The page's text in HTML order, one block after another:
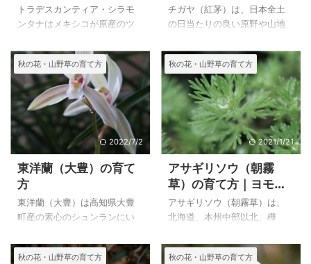
リナ・アフリカーナの
育て方｜仲間のオオム
トラデスカンティア・シラモ
ンタナはメキシコが原産のツ
属の植物で、株全体が長い柔
らかな毛で覆われ、白いベル
ベットのような質感が特徴で
す。 花が周年咲くので、観葉
植物、寄せ植えなどに利用す
ると楽しいかもしれません。
冬も屋根下の戸外で栽培出
来、水やりを忘れても数日で
枯れることがないんで、忙し
い方に楽しんでいただきたい
植物です。 上のトラデスカン
ティア・シラモンタナは、自
撮影したものです。 トラデス
カンティア・シラモンタナ
のチヂミザサの特徴
チガヤ（紅茅）は、日本全土
の日当たりの良い原野や山地
円柱状の花穂が美しく目立つ
多年草だが、ベニチガヤはそ
の園芸種です。 葉先や葉鞘が
鮮明な赤紫色で美しいことか
ら園芸愛好家に好まれる丈夫
な植物で、寄せ植えなどに使
われます。 私は草物盆栽にし
ていますが、上の写真は１０
年くらい前に作ったもので、
植え替えていません。 上のベ
ニチガヤ（紅茅）は、自宅で
２０１５年１０月２３日に撮
チガヤ（紅茅）の特徴と育て
方 ベニチガヤ（紅茅） ２０
秋の花・山野草の育て方
2022/7/2
東洋蘭（大豊）の育て
方
東洋蘭（大豊）は高知県大豊
町産の素心のシュンランにい
ジウムを交配したものから生
まれたランです。 東洋蘭（大
秋の花・山野草の育て方
2021/1/21
アサギリソウ（朝霧
草）の育て方｜ヨモギ
属のシロサマニヨモ
ギ、オオヨモギ、イヌ
アサギリソウ（朝霧草）は、
北海道、本州中部以北、樺
帯の岩場や岩礫地に生える多
年草です。 キク科 ヨモギ属
秋の花・山野草の育て方 秋の花・山野草の育て方